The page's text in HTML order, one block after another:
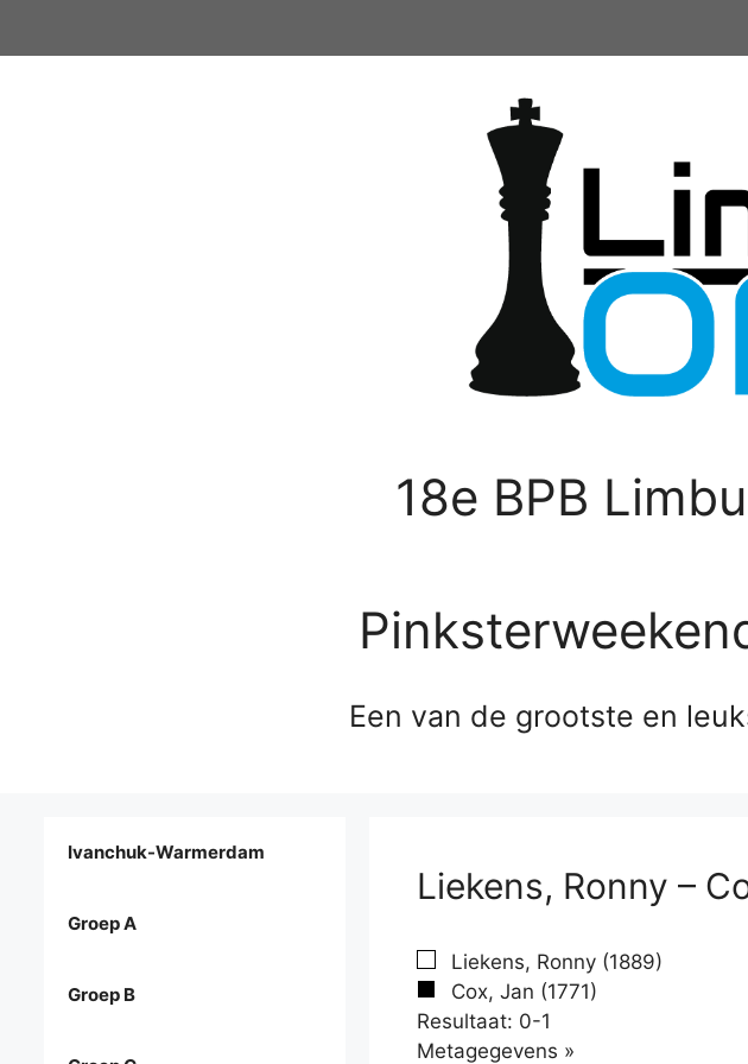
18e BPB
Een van de grootste en
Liekens, Ronny –
Liekens, Ronny (1889)
Cox, Jan (1771)
Resultaat: 0-1
Metagegevens »
Ivanchuk-Warmerdam
Groep A
Groep B